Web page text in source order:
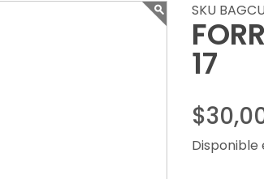
SKU
17
Disponible